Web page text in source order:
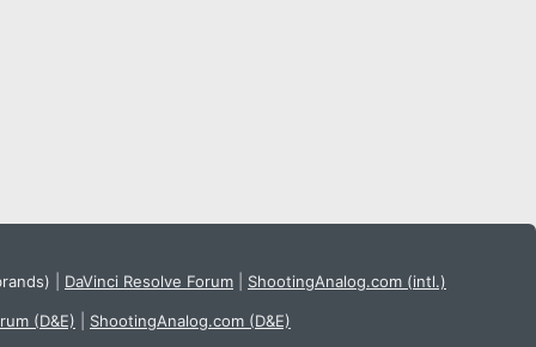
DaVinci Resolve Forum ShootingAnalog.com (intl.)
(D&E) ShootingAnalog.com (D&E)